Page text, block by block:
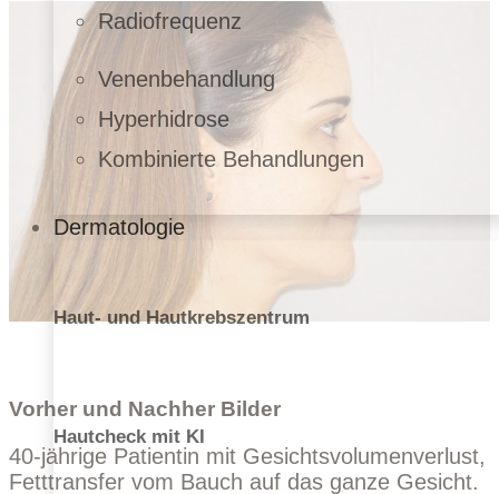
Radiofrequenz
Venenbehandlung
Hyperhidrose
Kombinierte Behandlungen
Dermatologie
Haut- und Hautkrebszentrum
Hautcheck mit KI
Vorher und Nachher Bilder
40-jährige Patientin mit Gesichtsvolumenverlust,
Fetttransfer vom Bauch auf das ganze Gesicht.